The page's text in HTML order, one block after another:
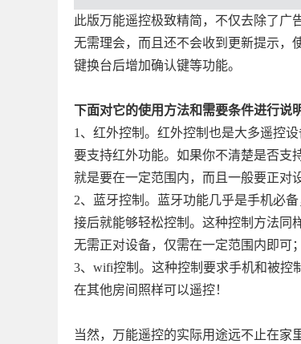
此版万能遥控极致精简，不仅去除了广
无需理会，而且还不会收到更新提示，
键换台后增加确认键等功能。
下面对它的使用方法和需要条件进行说明
1、红外控制。红外控制也是大多遥控
要支持红外功能。如果你不清楚是否支
就是要在一定范围内，而且一般要正对
2、蓝牙控制。蓝牙功能几乎是手机必
接后就能够轻松控制。这种控制方法同
无需正对设备，仅需在一定范围内即可；
3、wifi控制。这种控制要求手机和被控
在其他房间照样可以遥控！
当然，万能遥控的实际用途远不止在家